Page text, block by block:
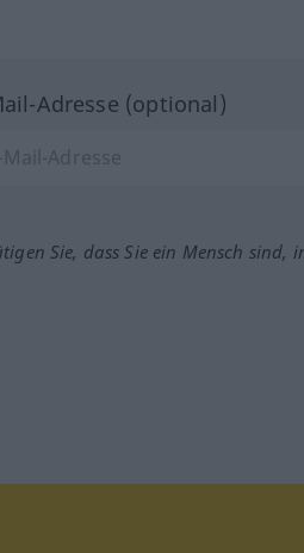
Adresse (optional)
Sie, dass Sie ein Mensch sind,